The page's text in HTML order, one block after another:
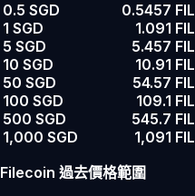
0.5 SGD
0.5457 FIL
1 SGD
1.091 FIL
5 SGD
5.457 FIL
10 SGD
10.91 FIL
50 SGD
54.57 FIL
100 SGD
109.1 FIL
500 SGD
545.7 FIL
1,000 SGD
1,091 FIL
Filecoin 過去價格範圍